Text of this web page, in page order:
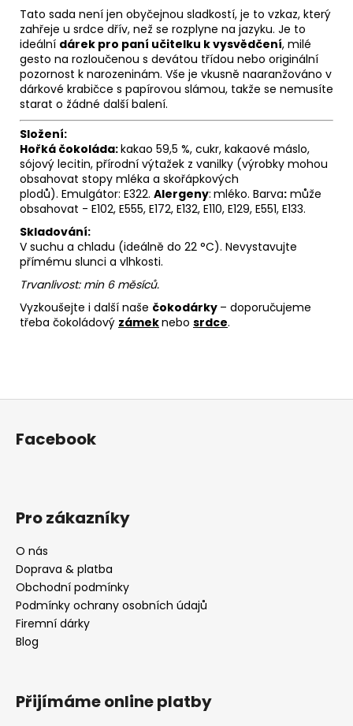
Tato sada není jen obyčejnou sladkostí, je to vzkaz, který
zahřeje u srdce dřív, než se rozplyne na jazyku. Je to
ideální dárek pro paní učitelku k vysvědčení, milé
gesto na rozloučenou s devátou třídou nebo originální
pozornost k narozeninám. Vše je vkusně naaranžováno v
dárkové krabičce s papírovou slámou, takže se nemusíte
starat o žádné další balení.
Složení:
Hořká čokoláda:kakao 59,5 %, cukr, kakaové máslo,
sójový lecitin, přírodní výtažek z vanilky (výrobky mohou
obsahovat stopy mléka a skořápkových
plodů). Emulgátor: E322. Alergeny: mléko. Barva: může
obsahovat - E102, E555, E172, E132, E110, E129, E551, E133.
Skladování:
V suchu a chladu (ideálně do 22 °C). Nevystavujte
přímému slunci a vlhkosti.
Trvanlivost: min 6 měsíců.
Vyzkoušejte i další naše čokodárky – doporučujeme
třeba čokoládový zámeknebo srdce.
Z
Facebook
Pro zákazníky
O nás
Doprava & platba
Obchodní podmínky
Podmínky ochrany osobních údajů
Firemní dárky
Blog
Přijímáme online platby